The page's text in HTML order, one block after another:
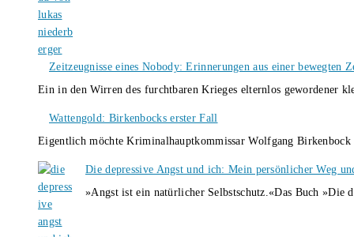
Zeitzeugnisse eines Nobody: Erinnerungen aus einer bewegten
Ein in den Wirren des furchtbaren Krieges elternlos gewordener
Wattengold: Birkenbocks erster Fall
Eigentlich möchte Kriminalhauptkommissar Wolfgang
Die depressive Angst und ich: Mein persönlicher Weg
»Angst ist ein natürlicher Selbstschutz.«Das Buch